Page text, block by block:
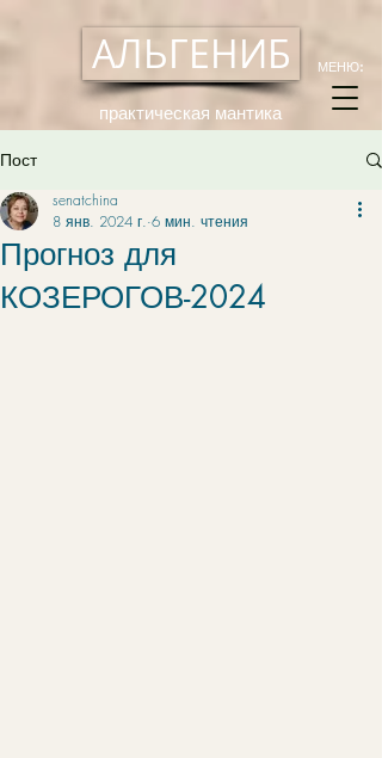
АЛЬГЕНИБ
практическая мантика
МЕНЮ:
Пост
Прогноз для
КОЗЕРОГОВ-2024
senatchina
8 янв. 2024 г. 6 мин. чтения